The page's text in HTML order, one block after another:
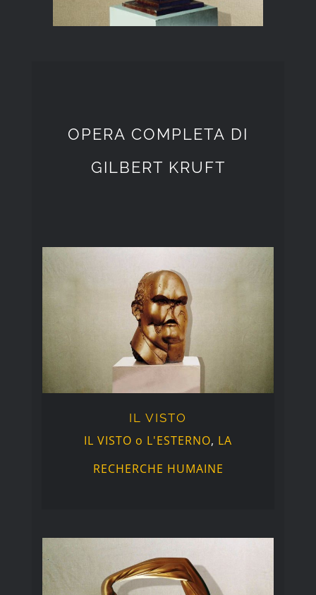
OPERA COMPLETA DI
GILBERT KRUFT
IL VISTO
IL VISTO
IL VISTO o L'ESTERNO, LA
RECHERCHE HUMAINE